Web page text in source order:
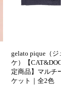
gelato pique（ジェ
ケ）【CAT&DOG】
定商品】マルチー
ケット｜全2色